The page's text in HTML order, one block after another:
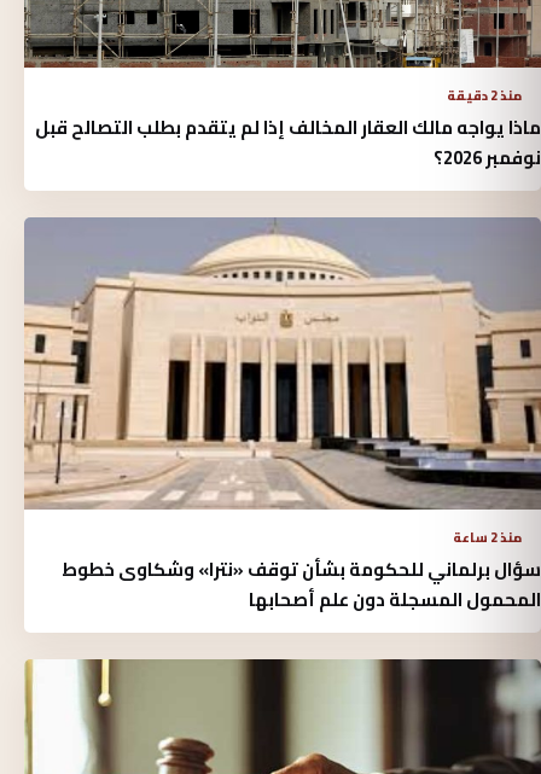
منذ 2 دقيقة
ماذا يواجه مالك العقار المخالف إذا لم يتقدم بطلب التصالح قبل
نوفمبر 2026؟
منذ 2 ساعة
سؤال برلماني للحكومة بشأن توقف «نترا» وشكاوى خطوط
المحمول المسجلة دون علم أصحابها